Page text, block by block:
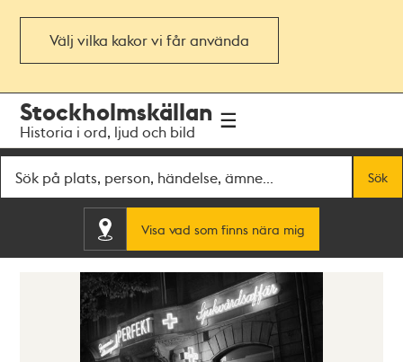
Välj vilka kakor vi får använda
navigationen
huvudinnehållet
Stockholmskällan
Historia i ord, ljud och bild
Sök
Visa vad som finns nära mig